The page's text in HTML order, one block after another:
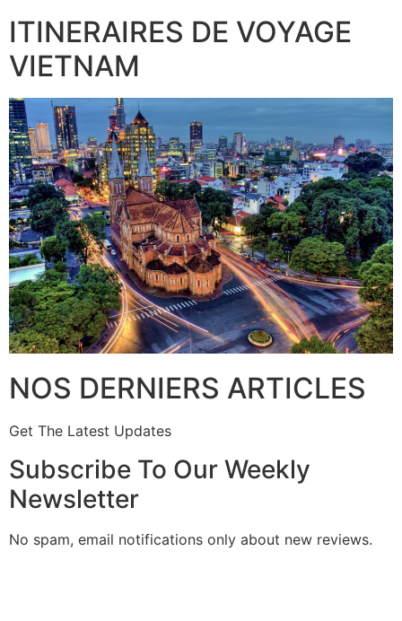
ITINERAIRES DE VOYAGE
VIETNAM
NOS DERNIERS ARTICLES
Get The Latest Updates
Subscribe To Our Weekly
Newsletter
No spam, email notifications only about new reviews.